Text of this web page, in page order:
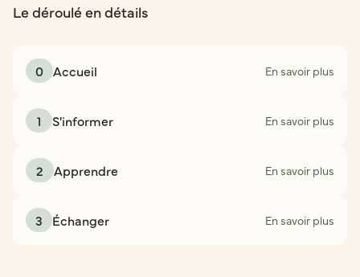
Le déroulé en détails
0 Accueil En savoir plus
1 S'informer En savoir plus
2 Apprendre En savoir plus
3 Échanger En savoir plus